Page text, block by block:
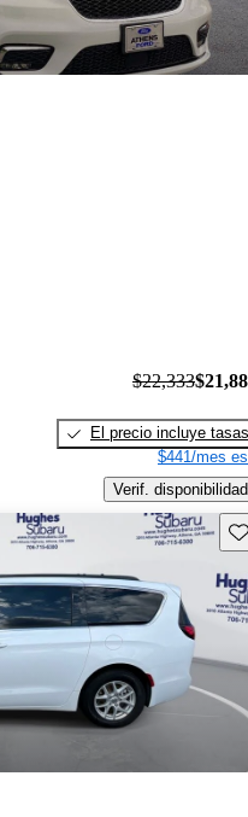
$22,333
El precio incluye tasas
$441/mes
Verif. disponibilidad